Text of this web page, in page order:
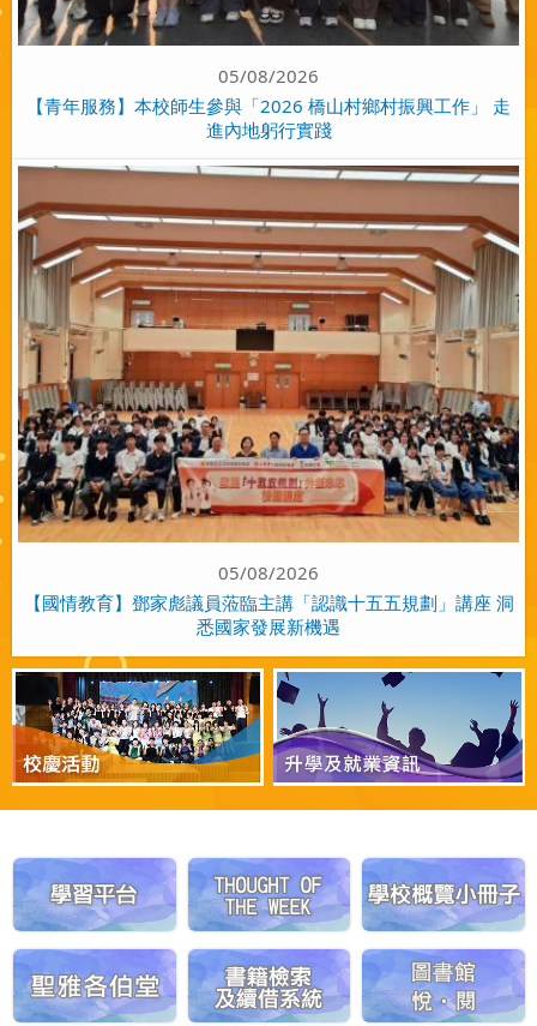
05/08/2026
【青年服務】本校師生參與「2026 橋山村鄉村振興工作」 走
進內地躬行實踐
05/08/2026
【國情教育】鄧家彪議員蒞臨主講「認識十五五規劃」講座 洞
悉國家發展新機遇